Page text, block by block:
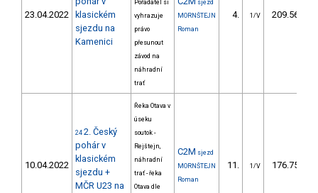
23.04.2022
klasickém
sjezdu na
Kamenici
Pořadatel si
vyhrazuje
právo
přesunout
závod na
náhradní
trať
sjezd
MORNŠTEJN
Roman
4. 1/V 209.56
10.04.2022
24 2. Český
pohár v
klasickém
sjezdu +
MČR U23 na
Řeka Otava v
úseku
soutok -
Rejštejn,
náhradní
trať - řeka
Otava dle
C2M sjezd
MORNŠTEJN
Roman
11. 1/V 176.75